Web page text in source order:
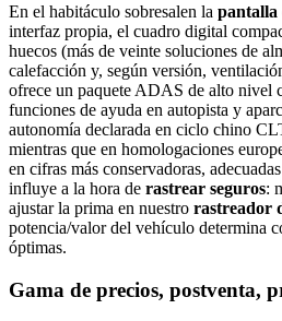
En el habitáculo sobresalen la pantalla
interfaz propia, el cuadro digital
huecos (más de veinte soluciones de
calefacción y, según versión,
ofrece un paquete ADAS de alto nivel
funciones de ayuda en autopista y
autonomía declarada en ciclo chino
mientras que en homologaciones
en cifras más conservadoras,
influye a la hora de rastrear seguros:
ajustar la prima en nuestro rastreador
potencia/valor del vehículo determina
óptimas.
Gama de precios, postventa,